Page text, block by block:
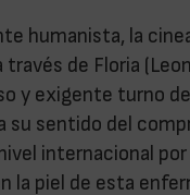
humanista, la
de Floria
y exigente turno
sentido del
internacional
la piel de esta